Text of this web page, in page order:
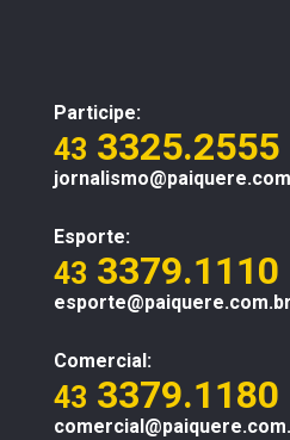
Participe:
43 3325.2555
Esporte:
43 3379.1110
esporte@paiquere.com.br
Comercial:
43 3379.1180